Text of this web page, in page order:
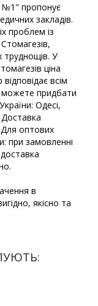
№1" пропонує
закладів.
проблем із
труднощів. У
ціна
всім
можете придбати
Одесі,
Доставка
оптових
при замовленні
в
якісно та